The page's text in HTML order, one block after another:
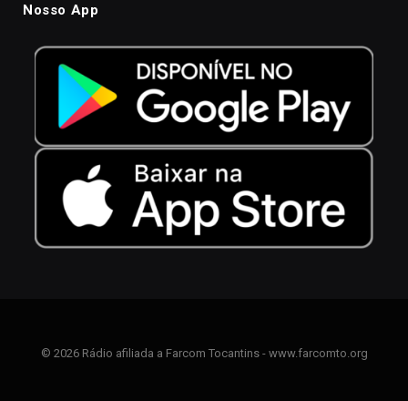
Nosso App
© 2026 Rádio afiliada a Farcom Tocantins - www.farcomto.org